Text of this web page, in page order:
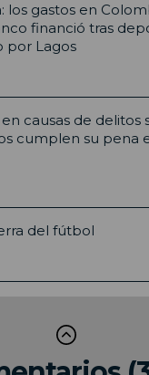
los gastos en
financió tras
por Lagos
causas de delitos
cumplen su pena
del fútbol